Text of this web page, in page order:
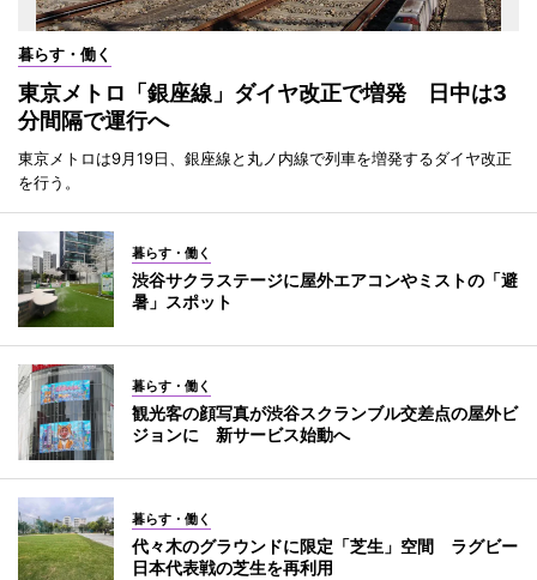
暮らす・働く
東京メトロ「銀座線」ダイヤ改正で増発 日中は3
分間隔で運行へ
東京メトロは9月19日、銀座線と丸ノ内線で列車を増発するダイヤ改正
を行う。
暮らす・働く
渋谷サクラステージに屋外エアコンやミストの「避
暑」スポット
暮らす・働く
観光客の顔写真が渋谷スクランブル交差点の屋外ビ
ジョンに 新サービス始動へ
暮らす・働く
代々木のグラウンドに限定「芝生」空間 ラグビー
日本代表戦の芝生を再利用